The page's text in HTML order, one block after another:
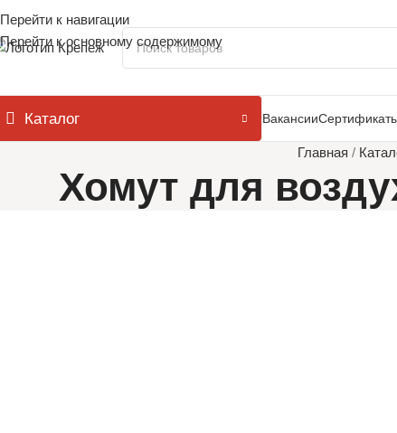
Перейти к навигации
Перейти к основному содержимому
Каталог Вакансии
Главная /
Хомут для